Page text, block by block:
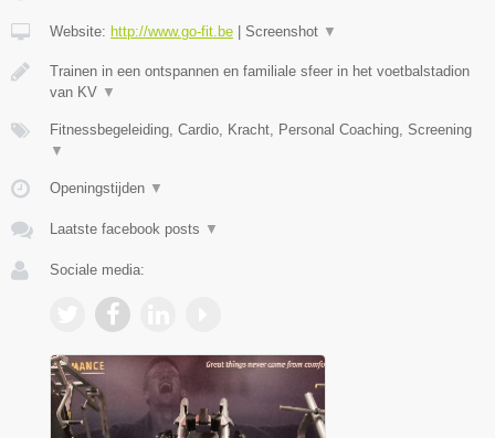
Website: http://www.go-fit.be | Screenshot ▼
Trainen in een ontspannen en familiale sfeer in het voetbalstadion
van KV ▼
Fitnessbegeleiding, Cardio, Kracht, Personal Coaching, Screening
▼
Openingstijden ▼
Laatste facebook posts ▼
Sociale media: